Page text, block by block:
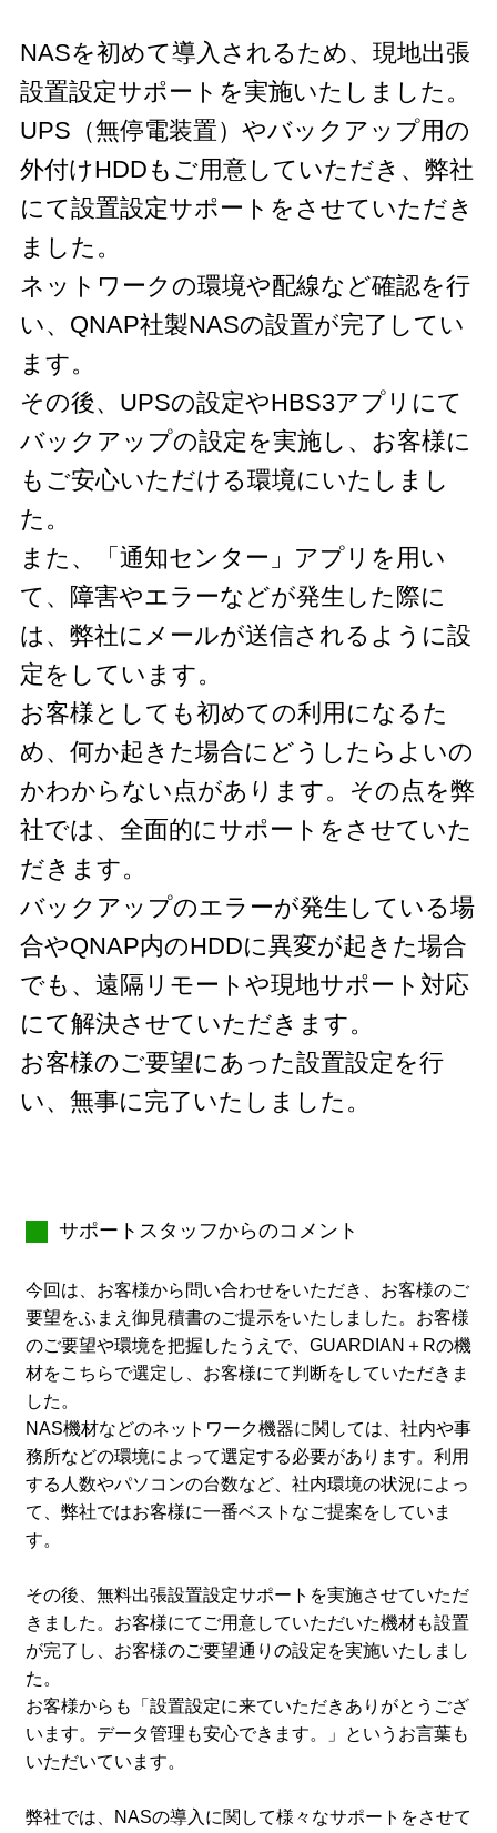
NASを初めて導入されるため、現地出張
設置設定サポートを実施いたしました。
UPS（無停電装置）やバックアップ用の
外付けHDDもご用意していただき、弊社
にて設置設定サポートをさせていただき
ました。
ネットワークの環境や配線など確認を行
い、QNAP社製NASの設置が完了してい
ます。
その後、UPSの設定やHBS3アプリにて
バックアップの設定を実施し、お客様に
もご安心いただける環境にいたしまし
た。
また、「通知センター」アプリを用い
て、障害やエラーなどが発生した際に
は、弊社にメールが送信されるように設
定をしています。
お客様としても初めての利用になるた
め、何か起きた場合にどうしたらよいの
かわからない点があります。その点を弊
社では、全面的にサポートをさせていた
だきます。
バックアップのエラーが発生している場
合やQNAP内のHDDに異変が起きた場合
でも、遠隔リモートや現地サポート対応
にて解決させていただきます。
お客様のご要望にあった設置設定を行
い、無事に完了いたしました。
サポートスタッフからのコメント
今回は、お客様から問い合わせをいただき、お客様のご
要望をふまえ御見積書のご提示をいたしました。お客様
のご要望や環境を把握したうえで、GUARDIAN＋Rの機
材をこちらで選定し、お客様にて判断をしていただきま
した。
NAS機材などのネットワーク機器に関しては、社内や事
務所などの環境によって選定する必要があります。利用
する人数やパソコンの台数など、社内環境の状況によっ
て、弊社ではお客様に一番ベストなご提案をしていま
す。
その後、無料出張設置設定サポートを実施させていただ
きました。お客様にてご用意していただいた機材も設置
が完了し、お客様のご要望通りの設定を実施いたしまし
た。
お客様からも「設置設定に来ていただきありがとうござ
います。データ管理も安心できます。」というお言葉も
いただいています。
弊社では、NASの導入に関して様々なサポートをさせて